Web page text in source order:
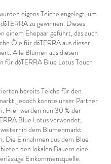
eigens Teiche angelegt, um
zu gewinnen. Dieses
einem Ehepaar geführt, das auch
Öle für dōTERRA aus dieser
Alle Blumen aus diesen
für dōTERRA Blue Lotus Touch
bereits Teiche für den
jedoch konnte unser Partner
Hier werden nun 30 % der
Blue Lotus verwendet,
dem Blumenmarkt
Die Einnahmen aus dem Blue
den lokalen Bauern eine
Einkommensquelle.